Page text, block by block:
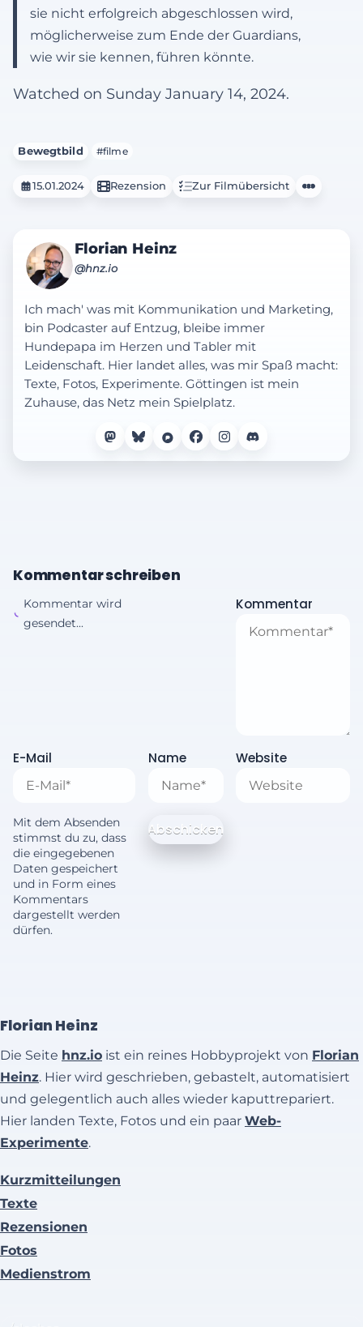
sie nicht erfolgreich abgeschlossen wird,
möglicherweise zum Ende der Guardians,
wie wir sie kennen, führen könnte.
Watched on Sunday January 14, 2024.
Bewegtbild #filme
15.01.2024 Rezension Zur Filmübersicht
Florian Heinz
@hnz.io
Ich mach' was mit Kommunikation und Marketing,
bin Podcaster auf Entzug, bleibe immer
Hundepapa im Herzen und Tabler mit
Leidenschaft. Hier landet alles, was mir Spaß macht:
Texte, Fotos, Experimente. Göttingen ist mein
Zuhause, das Netz mein Spielplatz.
Kommentar schreiben
Kommentar wird
gesendet...
Kommentar
E-Mail Name Website
Mit dem Absenden
stimmst du zu, dass
die eingegebenen
Daten gespeichert
und in Form eines
Kommentars
dargestellt werden
dürfen.
Florian Heinz
Die Seite hnz.io ist ein reines Hobbyprojekt von Florian
Heinz. Hier wird geschrieben, gebastelt, automatisiert
und gelegentlich auch alles wieder kaputtrepariert.
Hier landen Texte, Fotos und ein paar Web-
Experimente.
Kurzmitteilungen
Texte
Rezensionen
Fotos
Medienstrom